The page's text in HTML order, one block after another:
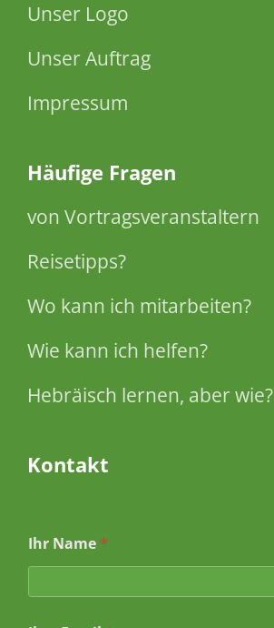
Unser Logo
Unser Auftrag
Impressum
Häufige Fragen
von Vortragsveranstaltern
Reisetipps?
Wo kann ich mitarbeiten?
Wie kann ich helfen?
Hebräisch lernen, aber wie?
Kontakt
Ihr Name *